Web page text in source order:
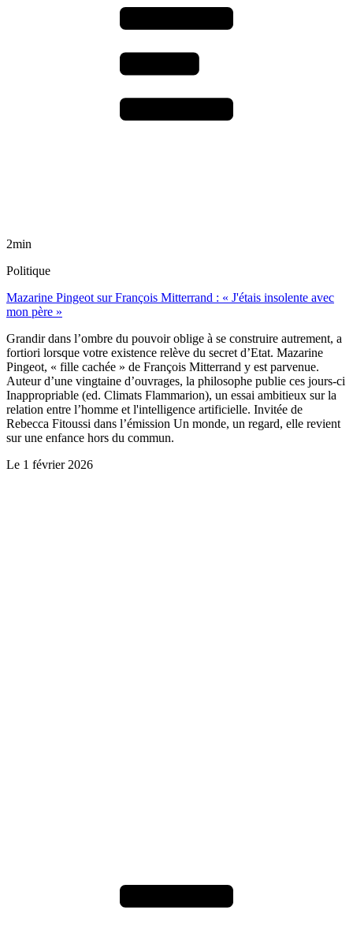
2min
Politique
Mazarine Pingeot sur François Mitterrand : « J'étais insolente avec
mon père »
Grandir dans l’ombre du pouvoir oblige à se construire autrement, a
fortiori lorsque votre existence relève du secret d’Etat. Mazarine
Pingeot, « fille cachée » de François Mitterrand y est parvenue.
Auteur d’une vingtaine d’ouvrages, la philosophe publie ces jours-ci
Inappropriable (ed. Climats Flammarion), un essai ambitieux sur la
relation entre l’homme et l'intelligence artificielle. Invitée de
Rebecca Fitoussi dans l’émission Un monde, un regard, elle revient
sur une enfance hors du commun.
Le 1 février 2026